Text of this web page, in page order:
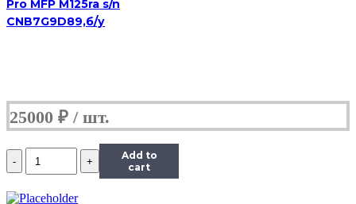
Pro MFP M125ra s/n
CNB7G9D89,б/у
25000 ₽
Количество
МФУ
LaserJet
Add to
cart